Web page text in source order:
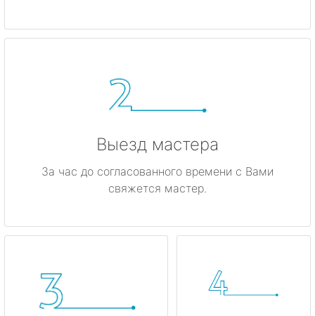
Выезд мастера
За час до согласованного времени с Вами
свяжется мастер.